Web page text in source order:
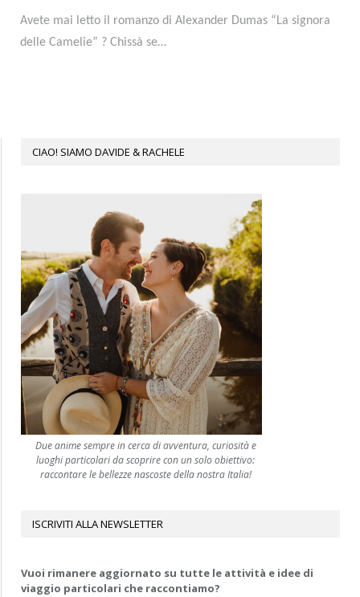
Avete mai letto il romanzo di Alexander Dumas “La signora
delle Camelie” ? Chissà se…
CIAO! SIAMO DAVIDE & RACHELE
Due anime sempre in cerca di avventura, curiosità e
luoghi particolari da scoprire con un solo obiettivo:
raccontare le bellezze nascoste della nostra Italia!
ISCRIVITI ALLA NEWSLETTER
Vuoi rimanere aggiornato su tutte le attività e idee di
viaggio particolari che raccontiamo?